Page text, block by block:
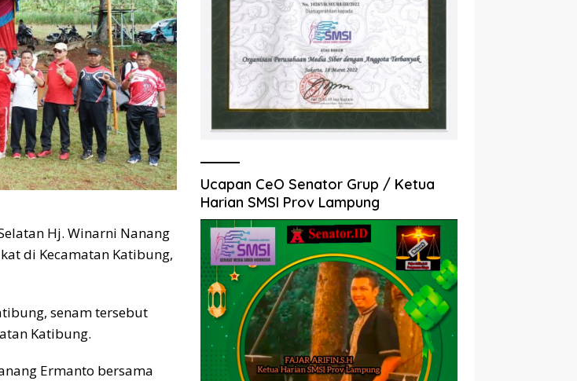
Hj. Winarni Nanang
di Kecamatan Katibung,
senam tersebut
Katibung.
Ermanto bersama
Ucapan CeO Senator Grup / Ketua
Harian SMSI Prov Lampung